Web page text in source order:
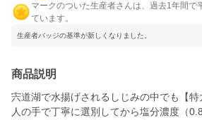
マークのついた生産者さんは、過去1年間で
ています。
生産者バッジの基準が新しくなりました。
商品説明
宍道湖で水揚げされるしじみの中でも【特
人の手で丁寧に選別してから塩分濃度（